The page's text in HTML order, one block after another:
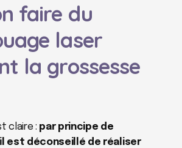
faire du
laser
la grossesse
claire : par principe de
est déconseillé de réaliser